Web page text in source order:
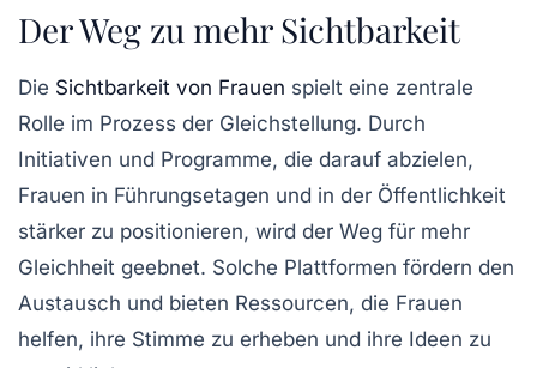
Der Weg zu mehr Sichtbarkeit
Die Sichtbarkeit von Frauen spielt eine zentrale
Rolle im Prozess der Gleichstellung. Durch
Initiativen und Programme, die darauf abzielen,
Frauen in Führungsetagen und in der Öffentlichkeit
stärker zu positionieren, wird der Weg für mehr
Gleichheit geebnet. Solche Plattformen fördern den
Austausch und bieten Ressourcen, die Frauen
helfen, ihre Stimme zu erheben und ihre Ideen zu